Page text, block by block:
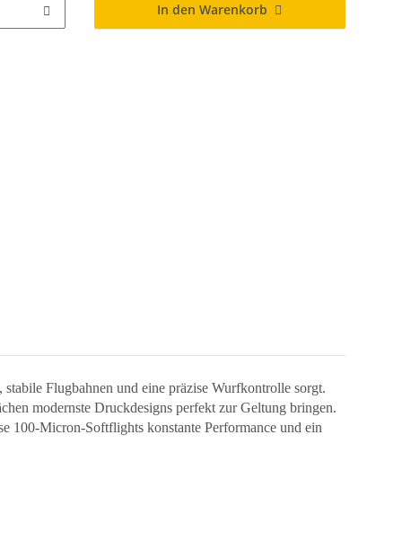
In den Warenkorb
Flugbahnen und eine präzise Wurfkontrolle sorgt.
modernste Druckdesigns perfekt zur Geltung bringen.
100-Micron-Softflights konstante Performance und ein